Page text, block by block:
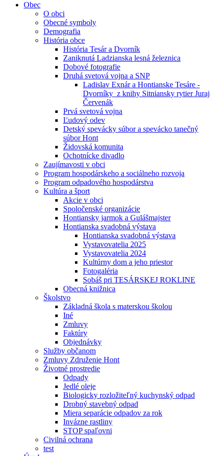
Obec
O obci
Obecné symboly
Demografia
História obce
História Tesár a Dvorník
Zaniknutá Ladzianska lesná železnica
Dobové fotografie
Druhá svetová vojna a SNP
Ladislav Exnár a Hontianske Tesáre -
Dvorníky z knihy Sitniansky rytier Juraj
Červenák
Prvá svetová vojna
Ľudový odev
Detský spevácky súbor a spevácko tanečný
súbor Hont
Židovská komunita
Ochotnícke divadlo
Zaujímavosti v obci
Program hospodárskeho a sociálneho rozvoja
Program odpadového hospodárstva
Kultúra a šport
Akcie v obci
Spoločenské organizácie
Hontiansky jarmok a Gulášmajster
Hontianska svadobná výstava
Hontianska svadobná výstava
Vystavovatelia 2025
Vystavovatelia 2024
Kultúrny dom a jeho priestor
Fotogaléria
Sobáš pri TESÁRSKEJ ROKLINE
Obecná knižnica
Školstvo
Základná škola s materskou školou
Iné
Zmluvy
Faktúry
Objednávky
Služby občanom
Zmluvy Združenie Hont
Životné prostredie
Odpady
Jedlé oleje
Biologicky rozložiteľný kuchynský odpad
Drobný stavebný odpad
Miera separácie odpadov za rok
Invázne rastliny
STOP spaľovni
Civilná ochrana
test